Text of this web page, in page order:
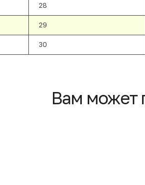
28
29
30
Вам может